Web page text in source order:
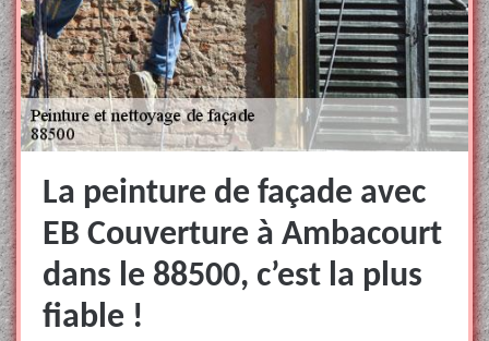
La peinture de façade avec
EB Couverture à Ambacourt
dans le 88500, c’est la plus
fiable !